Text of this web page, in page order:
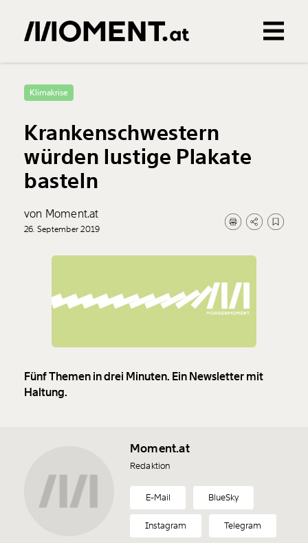
0Treffer
Klimakrise
Krankenschwestern
würden lustige Plakate
basteln
von Moment.at
26. September 2019
Fünf Themen in drei Minuten. Ein Newsletter mit
Haltung.
Moment.at
Redaktion
E-Mail BlueSky
Instagram Telegram